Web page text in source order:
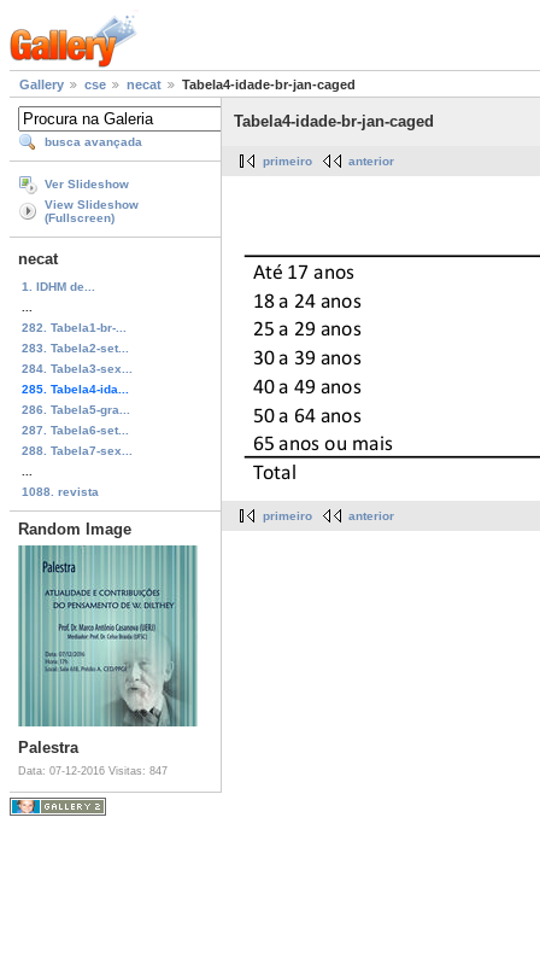
Gallery cse necat Tabela4-idade-br-jan-caged
busca avançada
Ver Slideshow
View Slideshow
(Fullscreen)
necat
1. IDHM de...
282. Tabela1-br-...
283. Tabela2-set...
284. Tabela3-sex...
285. Tabela4-ida...
286. Tabela5-gra...
287. Tabela6-set...
288. Tabela7-sex...
1088. revista
Random Image
Palestra
Data: 07-12-2016 Visitas: 847
Tabela4-idade-br-jan-caged
primeiro anterior
primeiro anterior